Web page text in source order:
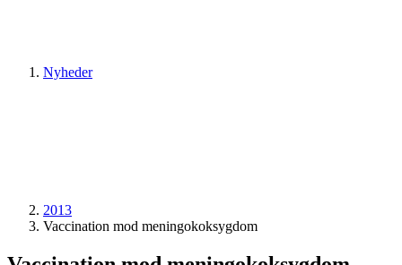
Nyheder
2013
Vaccination mod meningokoksygdom